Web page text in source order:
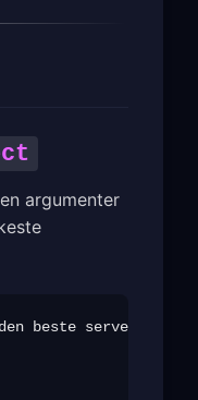
argumenter
beste serveren